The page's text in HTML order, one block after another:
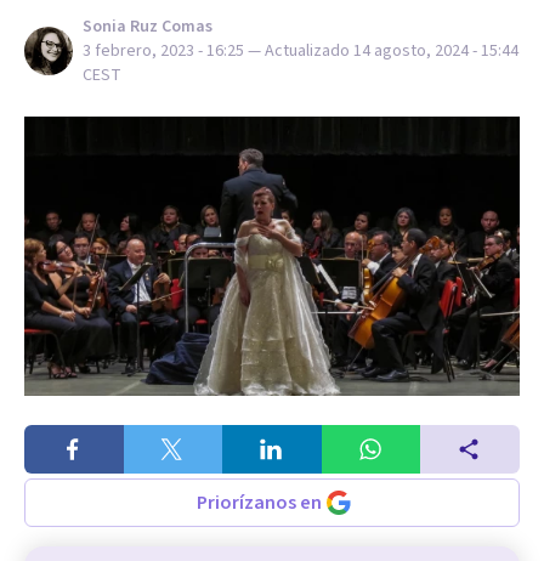
Sonia Ruz Comas
3 febrero, 2023 - 16:25 — Actualizado 14 agosto, 2024 - 15:44
CEST
Priorízanos en